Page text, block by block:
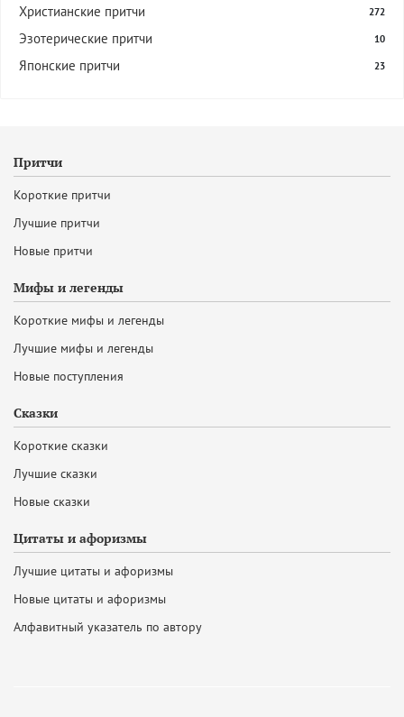
Христианские притчи 272
Эзотерические притчи 10
Японские притчи 23
Притчи
Короткие притчи
Лучшие притчи
Новые притчи
Мифы и легенды
Короткие мифы и легенды
Лучшие мифы и легенды
Новые поступления
Сказки
Короткие сказки
Лучшие сказки
Новые сказки
Цитаты и афоризмы
Лучшие цитаты и афоризмы
Новые цитаты и афоризмы
Алфавитный указатель по автору